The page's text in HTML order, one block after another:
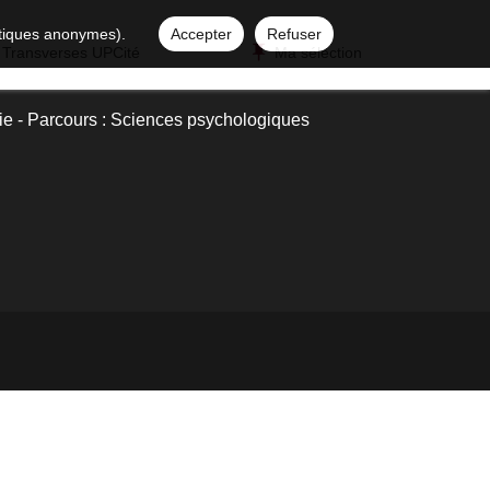
anonymes). Accepter
Refuser
Ma sélection
- Parcours : Sciences psychologiques